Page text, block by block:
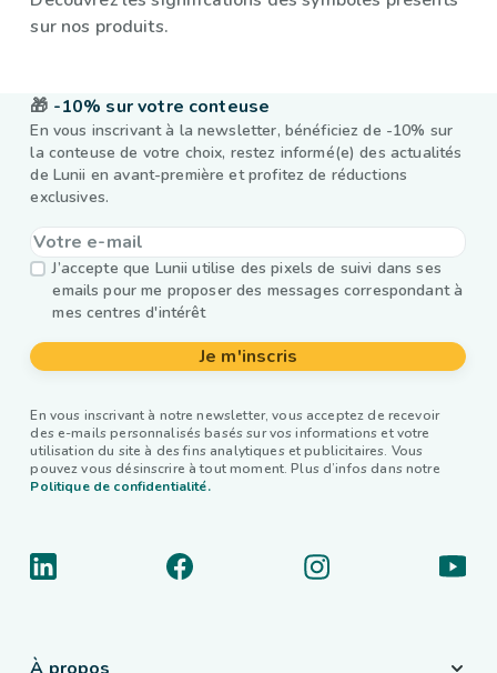
sur nos produits.
🎁 -10% sur votre conteuse
En vous inscrivant à la newsletter, bénéficiez de -10% sur
la conteuse de votre choix, restez informé(e) des actualités
de Lunii en avant-première et profitez de réductions
exclusives.
J’accepte que Lunii utilise des pixels de suivi dans ses
emails pour me proposer des messages correspondant à
mes centres d'intérêt
Je m'inscris
En vous inscrivant à notre newsletter, vous acceptez de recevoir
des e-mails personnalisés basés sur vos informations et votre
utilisation du site à des fins analytiques et publicitaires. Vous
pouvez vous désinscrire à tout moment. Plus d’infos dans notre
Politique de confidentialité.